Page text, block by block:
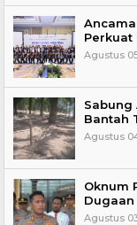
Perkuat
Agustus
Sabung
Bantah
Agustus
Oknum
Agustus